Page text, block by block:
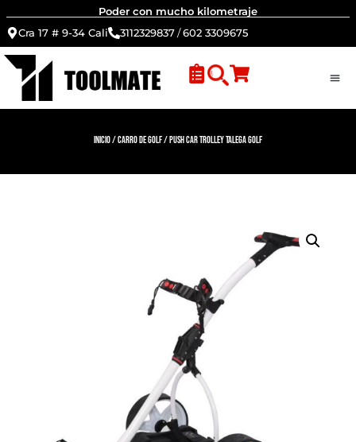
Poder con mucho kilometraje
Cra 17 # 9-34 Cali
3112329837/602 3309675
Inicio/Carro de Golf/ Push Car Trolley Talega Golf